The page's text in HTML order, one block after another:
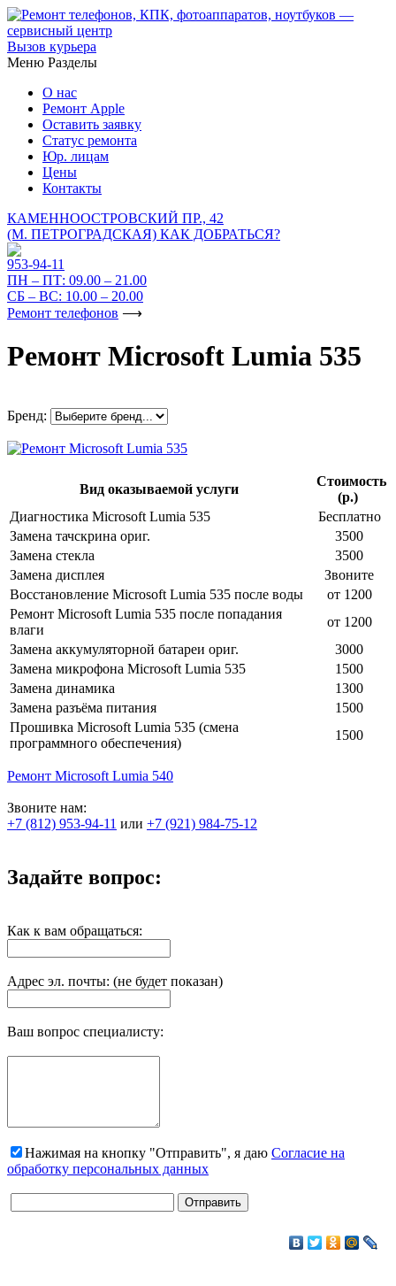
Вызов курьера
Меню Разделы
О нас
Ремонт Apple
Оставить заявку
Статус ремонта
Юр. лицам
Цены
Контакты
КАМЕННООСТРОВСКИЙ ПР., 42
(М. ПЕТРОГРАДСКАЯ) КАК ДОБРАТЬСЯ?
953-94-11
ПН – ПТ: 09.00 – 21.00
СБ – ВС: 10.00 – 20.00
Ремонт телефонов ⟶
Ремонт Microsoft Lumia 535
Бренд:
Вид оказываемой услуги
Стоимость
(р.)
Диагностика Microsoft Lumia 535
Бесплатно
Замена тачскрина ориг.
3500
Замена стекла
3500
Замена дисплея
Звоните
Восстановление Microsoft Lumia 535 после воды
от 1200
Ремонт Microsoft Lumia 535 после попадания
влаги
от 1200
Замена аккумуляторной батареи ориг.
3000
Замена микрофона Microsoft Lumia 535
1500
Замена динамика
1300
Замена разъёма питания
1500
Прошивка Microsoft Lumia 535 (смена
программного обеспечения)
1500
Ремонт Microsoft Lumia 540
Звоните нам:
+7 (812) 953-94-11 или +7 (921) 984-75-12
Задайте вопрос:
Как к вам обращаться:
Адрес эл. почты: (не будет показан)
Ваш вопрос специалисту:
Нажимая на кнопку "Отправить", я даю Согласие на
обработку персональных данных